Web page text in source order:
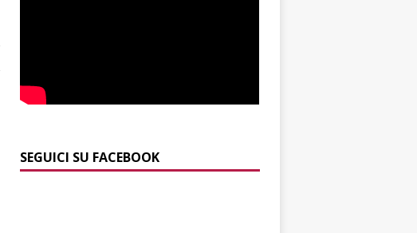
SEGUICI SU FACEBOOK